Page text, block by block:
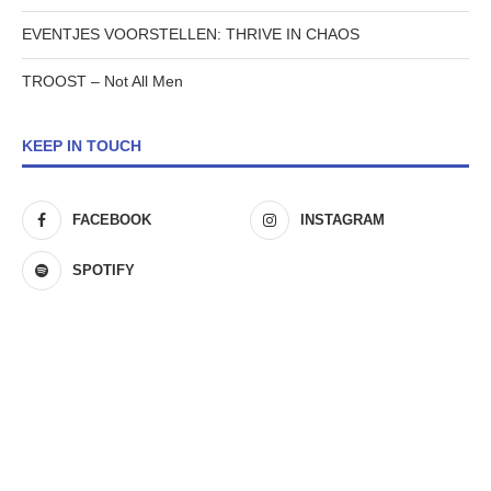
EVENTJES VOORSTELLEN: THRIVE IN CHAOS
TROOST – Not All Men
KEEP IN TOUCH
FACEBOOK INSTAGRAM
SPOTIFY